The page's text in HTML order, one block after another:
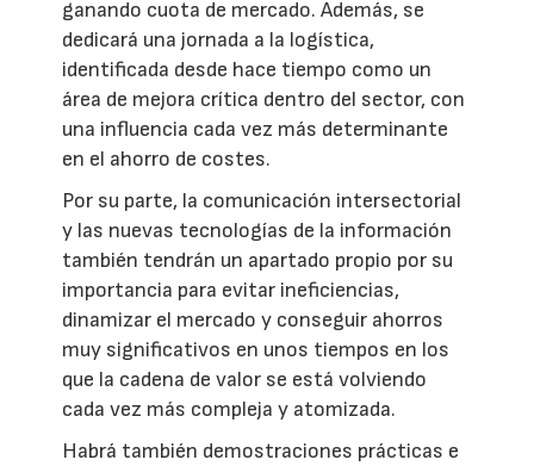
ganando cuota de mercado. Además, se
dedicará una jornada a la logística,
identificada desde hace tiempo como un
área de mejora crítica dentro del sector, con
una influencia cada vez más determinante
en el ahorro de costes.
Por su parte, la comunicación intersectorial
y las nuevas tecnologías de la información
también tendrán un apartado propio por su
importancia para evitar ineficiencias,
dinamizar el mercado y conseguir ahorros
muy significativos en unos tiempos en los
que la cadena de valor se está volviendo
cada vez más compleja y atomizada.
Habrá también demostraciones prácticas e